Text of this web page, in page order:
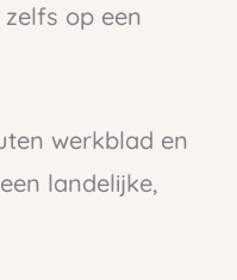
op een
werkblad en
landelijke,